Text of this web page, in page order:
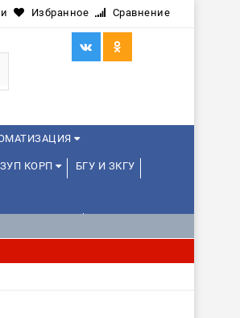
Избранное Сравнение
ЗУП КОРП БГУ И ЗКГУ